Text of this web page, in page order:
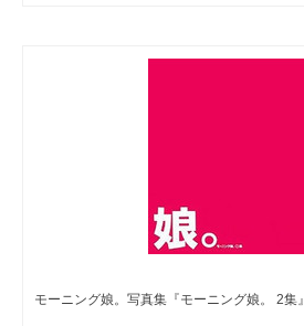
モーニング娘。写真集『モーニング娘。 2集』